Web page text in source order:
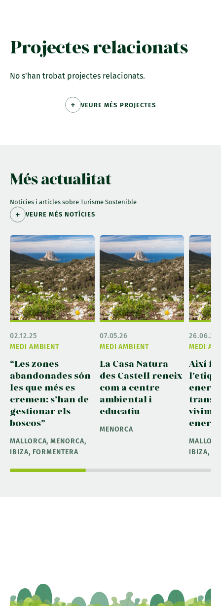
Projectes relacionats
No s'han trobat projectes relacionats.
VEURE MÉS PROJECTES
Més actualitat
Notícies i articles sobre Turisme Sostenible
VEURE MÉS NOTÍCIES
MEDI AMBIENT
02.12.25
“Les zones
abandonades són
les que més es
cremen: s’han de
gestionar els
boscos”
MALLORCA, MENORCA,
IBIZA, FORMENTERA
MEDI AMBIENT
07.05.26
La Casa Natura
des Castell reneix
com a centre
ambiental i
educatiu
MENORCA
MEDI
26.06.26
Així
vivim i
IBIZA,